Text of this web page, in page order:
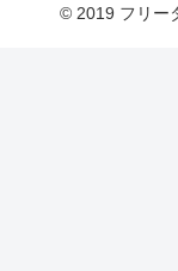
© 2019 フリー